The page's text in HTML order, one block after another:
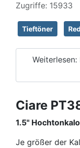
Zugriffe: 15933
Tieftöner
Weiterlesen:
Ciare
1.5"
Je größer der